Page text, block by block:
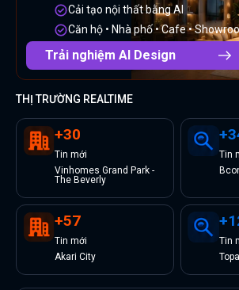
Cải tạo nội thất bằng AI
Căn hộ • Nhà phố • Cafe •
Trải nghiệm AI Design
THỊ TRƯỜNG REALTIME
+30
Tin mới
Vinhomes Grand Park -
The Beverly
+
Tin
+57
Tin mới
Akari City
+
Tin